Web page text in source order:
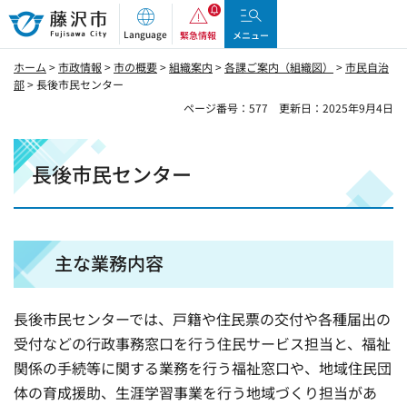
藤沢市
Language 緊急情報 メニュー
ホーム >市政情報 >市の概要>組織案内 >各課ご案内（組織図） >市民自治
部> 長後市民センター
ページ番号：577
更新日：2025年9月4日
長後市民センター
主な業務内容
長後市民センターでは、戸籍や住民票の交付や各種届出の
受付などの行政事務窓口を行う住民サービス担当と、福祉
関係の手続等に関する業務を行う福祉窓口や、地域住民団
体の育成援助、生涯学習事業を行う地域づくり担当があ